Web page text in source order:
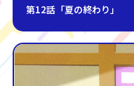
第12話「夏の終わり」